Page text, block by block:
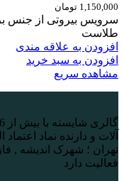
1,150,000 تومان
سرویس بیروتی از جنس
طلاست
افزودن به علاقه مندی
افزودن به سبد خرید
مشاهده سریع
آلات و دارنده نماد
فعالیت دارد